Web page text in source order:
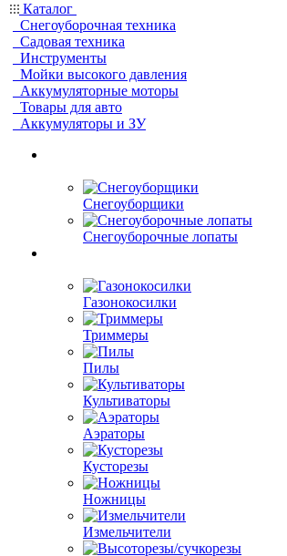
Каталог
Снегоуборочная техника
Садовая техника
Инструменты
Мойки высокого давления
Аккумуляторные моторы
Товары для авто
Аккумуляторы и ЗУ
Снегоуборщики
Снегоуборочные лопаты
Газонокосилки
Триммеры
Пилы
Культиваторы
Аэраторы
Кусторезы
Ножницы
Измельчители